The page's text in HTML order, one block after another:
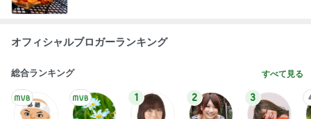
オフィシャルブロガーランキング
総合ランキング すべて見る
1 2 3